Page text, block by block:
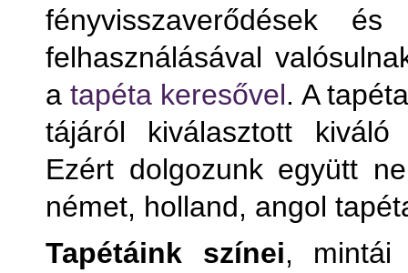
fényvisszaverődések
felhasználásával
atapéta keresővel. A
tájáról kiválasztott kiváló
Ezért dolgozunk együtt
német, holland, angol
Tapétáink színei, mintái